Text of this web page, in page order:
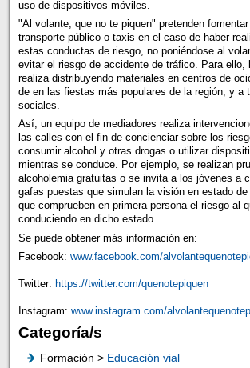
uso de dispositivos móviles.
"Al volante, que no te piquen" pretenden fomentar
transporte público o taxis en el caso de haber
estas conductas de riesgo, no poniéndose al
evitar el riesgo de accidente de tráfico. Para ello,
realiza distribuyendo materiales en centros de
de en las fiestas más populares de la región, y a
sociales.
Así, un equipo de mediadores realiza
las calles con el fin de concienciar sobre los
consumir alcohol y otras drogas o utilizar
mientras se conduce. Por ejemplo, se realizan
alcoholemia gratuitas o se invita a los jóvenes a
gafas puestas que simulan la visión en estado
que comprueben en primera persona el riesgo al
conduciendo en dicho estado.
Se puede obtener más información en:
Facebook: www.facebook.com/
Twitter: https://twitter.com/quenotepiquen
Instagram: www.instagram.com/
Categoría/s
Formación > Educación vial